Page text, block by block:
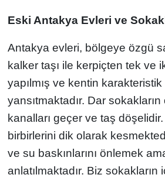
Eski Antakya Evleri ve
Antakya evleri, bölgeye özgü
kalker taşı ile kerpiçten tek ve
yapılmış ve kentin
yansıtmaktadır. Dar
kanalları geçer ve taş
birbirlerini dik olarak
ve su baskınlarını önlemek
anlatılmaktadır. Biz sokakların